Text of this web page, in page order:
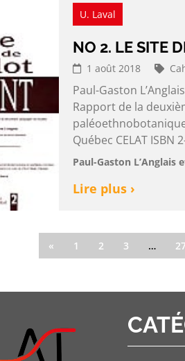
U. Laval
NO 2. LE SITE
1 août 2018
Paul-Gaston
Rapport de la
Québec CELAT ISBN
Paul-Gaston L’Anglais
Lire plus ›
« 1 2 3 … 27